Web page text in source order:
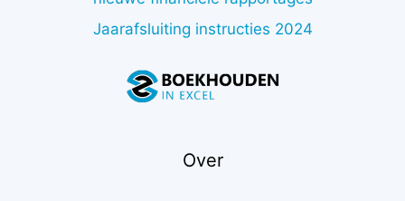
Jaarafsluiting instructies 2024
Over